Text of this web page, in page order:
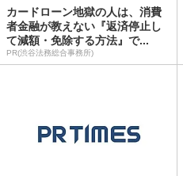
カードローン地獄の人は、消費
者金融が教えない『返済停止し
て減額・免除する方法』で...
PR(渋谷法務総合事務所)